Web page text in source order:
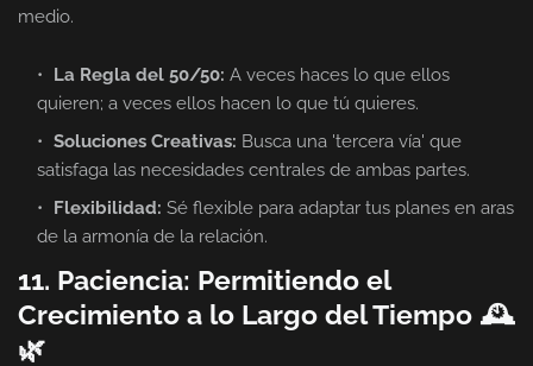
medio.
La Regla del 50/50: A veces haces lo que ellos
quieren; a veces ellos hacen lo que tú quieres.
Soluciones Creativas: Busca una 'tercera vía' que
satisfaga las necesidades centrales de ambas partes.
Flexibilidad: Sé flexible para adaptar tus planes en aras
de la armonía de la relación.
11. Paciencia: Permitiendo el
Crecimiento a lo Largo del Tiempo 🕰️
🌿